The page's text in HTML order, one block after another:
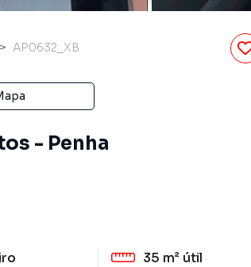
AP0632_XB
- Penha
35 m² útil